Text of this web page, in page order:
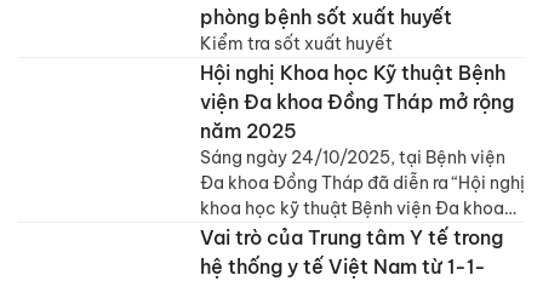
động tại các doanh nghiệp và người
dân trên địa bàn
phòng bệnh sốt xuất huyết
Kiểm tra sốt xuất huyết
Hội nghị Khoa học Kỹ thuật Bệnh
viện Đa khoa Đồng Tháp mở rộng
năm 2025
Sáng ngày 24/10/2025, tại Bệnh viện
Đa khoa Đồng Tháp đã diễn ra “Hội nghị
khoa học kỹ thuật Bệnh viện Đa khoa
Đồng Tháp mở rộng năm 2025” với chủ
đề “Kết nối - Hội nhập - Phát triển”.
Vai trò của Trung tâm Y tế trong
hệ thống y tế Việt Nam từ 1-1-